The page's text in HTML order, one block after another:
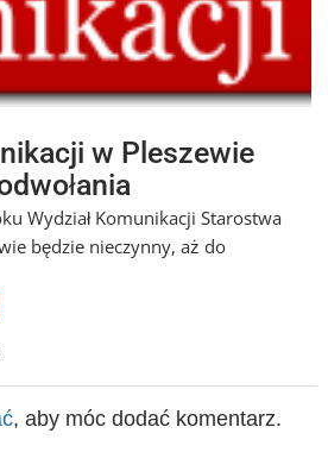
w Pleszewie
Wydział Komunikacji Starostwa
będzie nieczynny, aż do
, aby móc dodać komentarz.